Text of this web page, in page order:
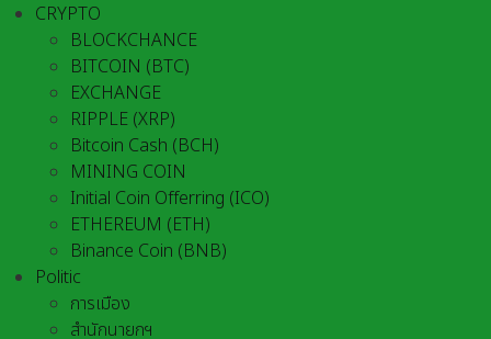
CRYPTO
BLOCKCHANCE
BITCOIN (BTC)
EXCHANGE
RIPPLE (XRP)
Bitcoin Cash (BCH)
MINING COIN
Initial Coin Offerring (ICO)
ETHEREUM (ETH)
Binance Coin (BNB)
Politic
การเมือง
สำนักนายกฯ